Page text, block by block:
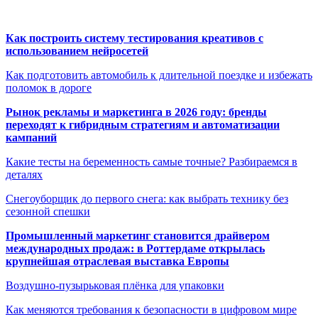
Как построить систему тестирования креативов с
использованием нейросетей
Как подготовить автомобиль к длительной поездке и избежать
поломок в дороге
Рынок рекламы и маркетинга в 2026 году: бренды
переходят к гибридным стратегиям и автоматизации
кампаний
Какие тесты на беременность самые точные? Разбираемся в
деталях
Снегоуборщик до первого снега: как выбрать технику без
сезонной спешки
Промышленный маркетинг становится драйвером
международных продаж: в Роттердаме открылась
крупнейшая отраслевая выставка Европы
Воздушно-пузырьковая плёнка для упаковки
Как меняются требования к безопасности в цифровом мире